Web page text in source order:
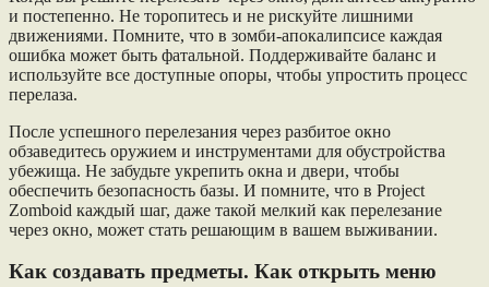
и постепенно. Не торопитесь и не рискуйте лишними
движениями. Помните, что в зомби-апокалипсисе каждая
ошибка может быть фатальной. Поддерживайте баланс и
используйте все доступные опоры, чтобы упростить процесс
перелаза.
После успешного перелезания через разбитое окно
обзаведитесь оружием и инструментами для обустройства
убежища. Не забудьте укрепить окна и двери, чтобы
обеспечить безопасность базы. И помните, что в Project
Zomboid каждый шаг, даже такой мелкий как перелезание
через окно, может стать решающим в вашем выживании.
Как создавать предметы. Как открыть меню